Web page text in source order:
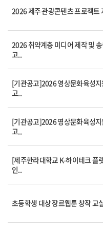
2026 제주 관광콘텐츠 프로젝트
2026 취약계층 미디어 제작 및
고..
[기관공고]2026 영상문화육성
고..
[기관공고]2026 영상문화육성
고..
[제주한라대학교 K-하이테크 플
인..
초등학생 대상 장르웹툰 창작 교